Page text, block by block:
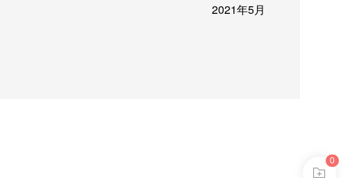
2021年5月
0